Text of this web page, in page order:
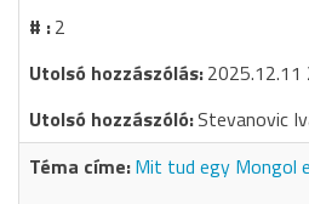
2
2025.12.11
Stevanovic
Mit tud egy Mongol